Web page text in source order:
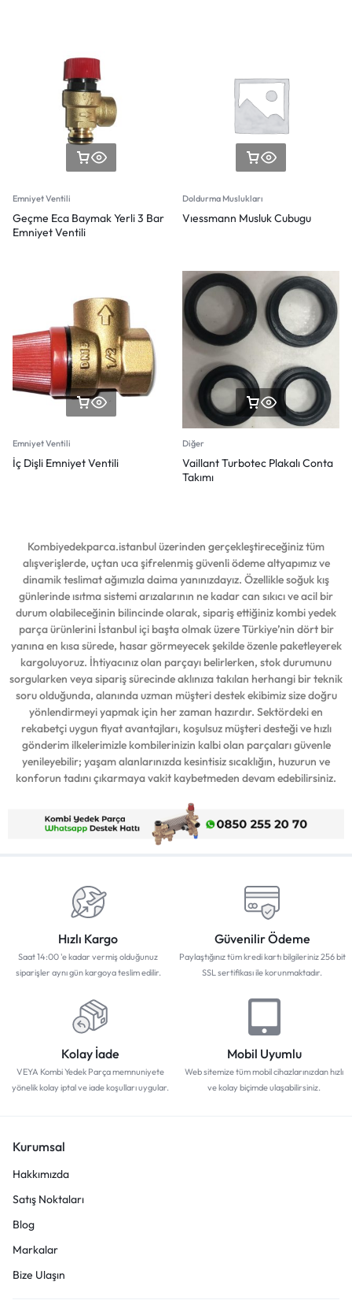
Emniyet Ventili
Geçme Eca Baymak Yerli 3 Bar
Emniyet Ventili
Doldurma Muslukları
Vıessmann Musluk Cubugu
Emniyet Ventili
İç Dişli Emniyet Ventili
Diğer
Vaillant Turbotec Plakalı Conta
Takımı
Kombiyedekparca.istanbul üzerinden gerçekleştireceğiniz tüm
alışverişlerde, uçtan uca şifrelenmiş güvenli ödeme altyapımız ve
dinamik teslimat ağımızla daima yanınızdayız. Özellikle soğuk kış
günlerinde ısıtma sistemi arızalarının ne kadar can sıkıcı ve acil bir
durum olabileceğinin bilincinde olarak, sipariş ettiğiniz kombi yedek
parça ürünlerini İstanbul içi başta olmak üzere Türkiye’nin dört bir
yanına en kısa sürede, hasar görmeyecek şekilde özenle paketleyerek
kargoluyoruz. İhtiyacınız olan parçayı belirlerken, stok durumunu
sorgularken veya sipariş sürecinde aklınıza takılan herhangi bir teknik
soru olduğunda, alanında uzman müşteri destek ekibimiz size doğru
yönlendirmeyi yapmak için her zaman hazırdır. Sektördeki en
rekabetçi uygun fiyat avantajları, koşulsuz müşteri desteği ve hızlı
gönderim ilkelerimizle kombilerinizin kalbi olan parçaları güvenle
yenileyebilir; yaşam alanlarınızda kesintisiz sıcaklığın, huzurun ve
konforun tadını çıkarmaya vakit kaybetmeden devam edebilirsiniz.
Hızlı Kargo
Saat 14:00 'e kadar vermiş olduğunuz
siparişler aynı gün kargoya teslim edilir.
Güvenilir Ödeme
Paylaştığınız tüm kredi kartı bilgileriniz 256 bit
SSL sertifikası ile korunmaktadır.
Kolay İade
VEYA Kombi Yedek Parça memnuniyete
yönelik kolay iptal ve iade koşulları uygular.
Mobil Uyumlu
Web sitemize tüm mobil cihazlarınızdan hızlı
ve kolay biçimde ulaşabilirsiniz.
Kurumsal
Hakkımızda
Satış Noktaları
Blog
Markalar
Bize Ulaşın